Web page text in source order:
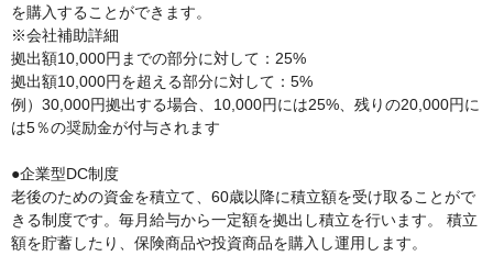
を購入することができます。
※会社補助詳細
拠出額10,000円までの部分に対して：25%
拠出額10,000円を超える部分に対して：5%
例）30,000円拠出する場合、10,000円には25%、残りの20,000円に
は5％の奨励金が付与されます
●企業型DC制度
老後のための資金を積立て、60歳以降に積立額を受け取ることがで
きる制度です。毎月給与から一定額を拠出し積立を行います。 積立
額を貯蓄したり、保険商品や投資商品を購入し運用します。